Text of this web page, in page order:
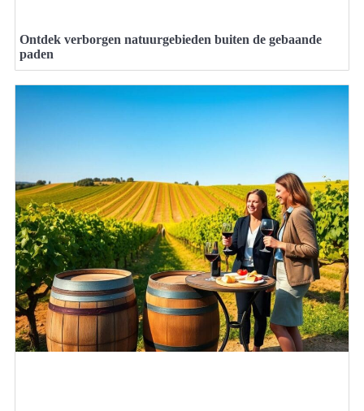
Ontdek verborgen natuurgebieden buiten de gebaande
paden